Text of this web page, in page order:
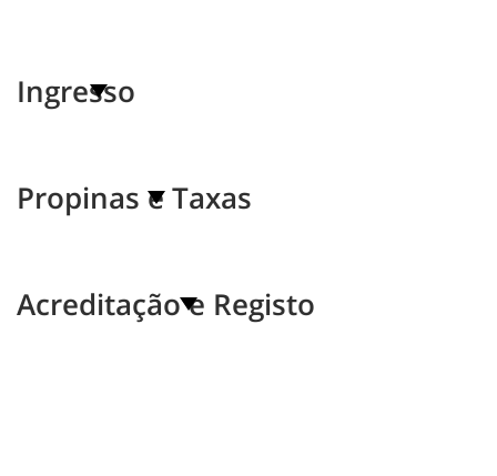
Ingresso
Propinas e Taxas
Acreditação e Registo